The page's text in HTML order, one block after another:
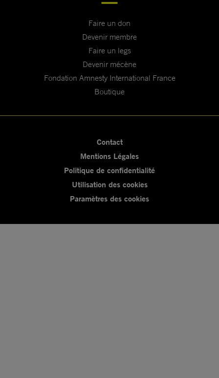
Faire un don
Devenir membre
Faire un legs
Devenir mécène
Fondation Amnesty International France
Boutique
Contact
Mentions Légales
Politique de confidentialité
Utilisation des cookies
Paramètres des cookies